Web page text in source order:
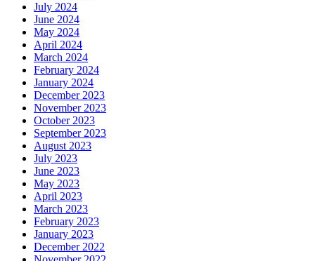
July 2024
June 2024
May 2024
April 2024
March 2024
February 2024
January 2024
December 2023
November 2023
October 2023
September 2023
August 2023
July 2023
June 2023
May 2023
April 2023
March 2023
February 2023
January 2023
December 2022